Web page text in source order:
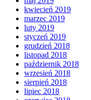
kwiecień 2019
marzec 2019
luty 2019
styczeń 2019
grudzień 2018
listopad 2018
październik 2018
wrzesień 2018
sierpień 2018
lipiec 2018